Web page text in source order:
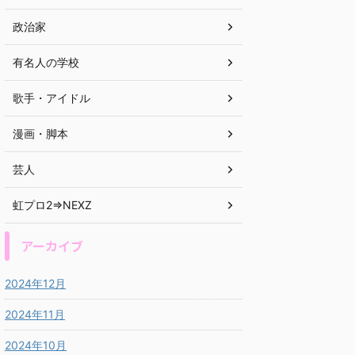
政治家
有名人の学校
歌手・アイドル
漫画・脚本
芸人
虹プロ2⇒NEXZ
アーカイブ
2024年12月
2024年11月
2024年10月